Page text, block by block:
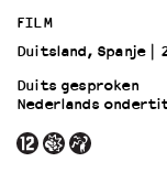
OVER LANTARENVENSTER
Wat we doen
Werken bij
Wie is wie
FILM
Duitsland, Spanje
Duits gesproken
Nederlands